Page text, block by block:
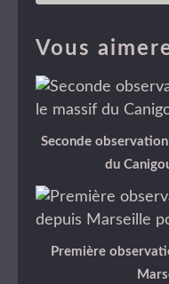
Vous
Seconde
du
Première